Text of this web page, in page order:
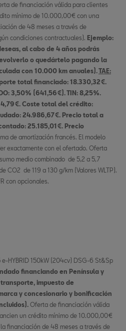
de financiación válida para clientes
mínimo de 10.000,00€ con una
de 48 meses a través de
condiciones contractuales). Ejemplo:
al cabo de 4 años podrás
o quedártelo pagando la
con 10.000 km anuales).TAE:
total financiado: 18.330,32€.
3,50% (641,56€). TIN: 8,25%.
Coste total del crédito:
24.986,67€. Precio total a
25.185,01€. Precio
de amortización francés. El modelo
exactamente con el ofertado. Oferta
medio combinado de 5,2 a 5,7
CO2 de 119 a 130 g/km (Valores WLTP).
con opcionales.
e-HYBRID 150kW (204cv) DSG-6 St&Sp
financiando en Península y
impuesto de
y concesionario y bonificación
Oferta de financiación válida
un crédito mínimo de 10.000,00€
financiación de 48 meses a través de